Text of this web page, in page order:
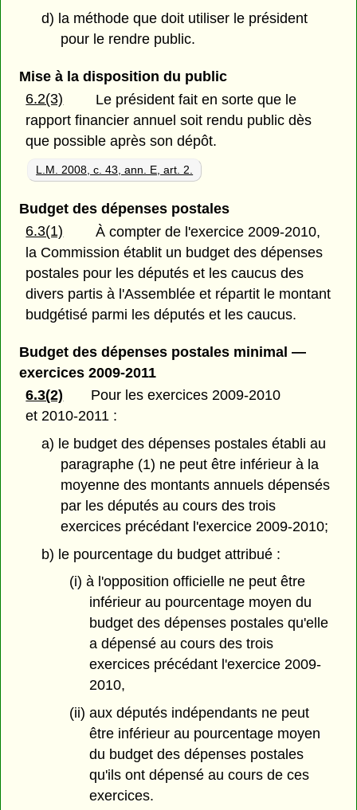
d) la méthode que doit utiliser le président
pour le rendre public.
Mise à la disposition du public
6.2(3)
Le président fait en sorte que le
rapport financier annuel soit rendu public dès
que possible après son dépôt.
L.M. 2008, c. 43, ann. E, art. 2.
Budget des dépenses postales
6.3(1)
À compter de l'exercice 2009-2010,
la Commission établit un budget des dépenses
postales pour les députés et les caucus des
divers partis à l'Assemblée et répartit le montant
budgétisé parmi les députés et les caucus.
Budget des dépenses postales minimal —
exercices 2009-2011
6.3(2)
Pour les exercices 2009-2010
et 2010-2011 :
a) le budget des dépenses postales établi au
paragraphe (1) ne peut être inférieur à la
moyenne des montants annuels dépensés
par les députés au cours des trois
exercices précédant l'exercice 2009-2010;
b) le pourcentage du budget attribué :
(i) à l'opposition officielle ne peut être
inférieur au pourcentage moyen du
budget des dépenses postales qu'elle
a dépensé au cours des trois
exercices précédant l'exercice 2009-
2010,
(ii) aux députés indépendants ne peut
être inférieur au pourcentage moyen
du budget des dépenses postales
qu'ils ont dépensé au cours de ces
exercices.